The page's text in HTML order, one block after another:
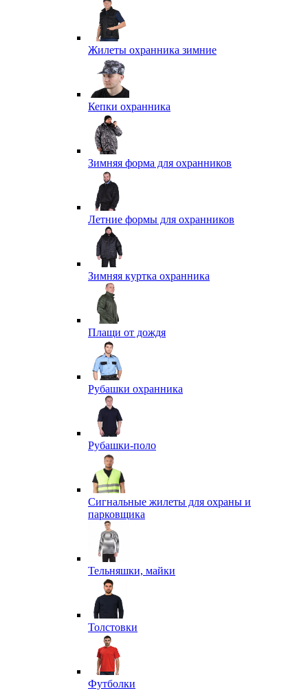
Жилеты охранника зимние
Кепки охранника
Зимняя форма для охранников
Летние формы для охранников
Зимняя куртка охранника
Плащи от дождя
Рубашки охранника
Рубашки-поло
Сигнальные жилеты для охраны и
парковщика
Тельняшки, майки
Толстовки
Футболки